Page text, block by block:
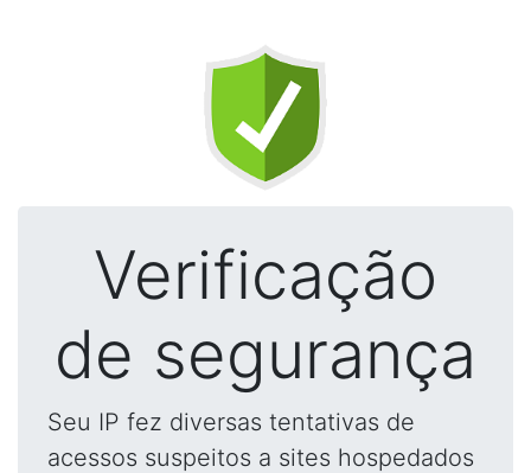
Verificação
de segurança
Seu IP fez diversas tentativas de
acessos suspeitos a sites hospedados